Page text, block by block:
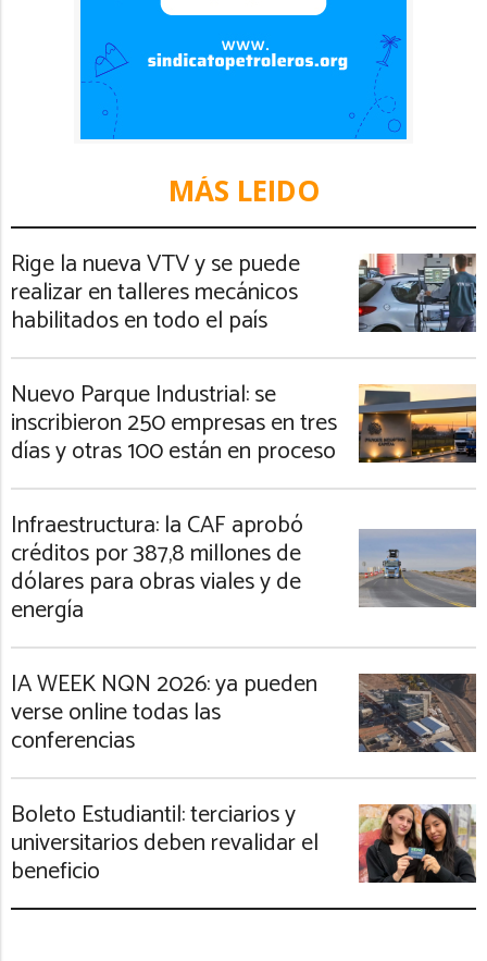
MÁS LEIDO
Rige la nueva VTV y se puede
realizar en talleres mecánicos
habilitados en todo el país
Nuevo Parque Industrial: se
inscribieron 250 empresas en tres
días y otras 100 están en proceso
Infraestructura: la CAF aprobó
créditos por 387,8 millones de
dólares para obras viales y de
energía
IA WEEK NQN 2026: ya pueden
verse online todas las
conferencias
Boleto Estudiantil: terciarios y
universitarios deben revalidar el
beneficio